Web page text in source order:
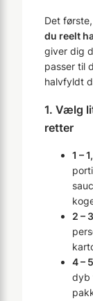
Det
du reelt
giver dig
passer til
halvfyldt
1. Vælg
retter
1 –
2 –
4 –
dyb